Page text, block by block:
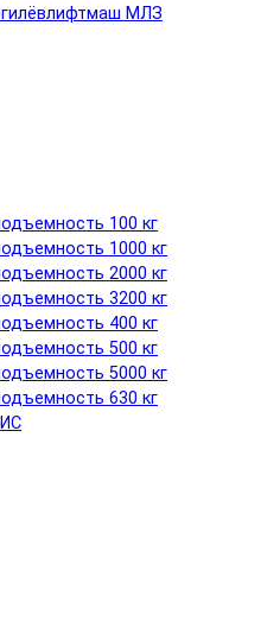
МЛЗ
100 кг
1000 кг
2000 кг
3200 кг
400 кг
500 кг
5000 кг
630 кг